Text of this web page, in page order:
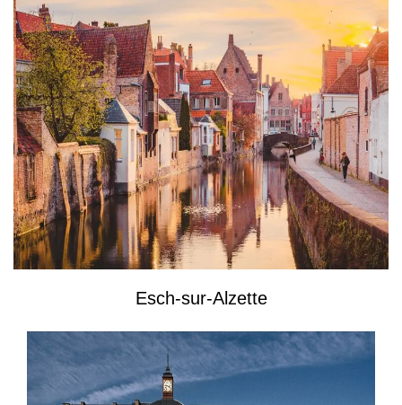
Esch-sur-Alzette